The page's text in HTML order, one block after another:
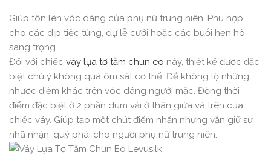
Giúp tôn lên vóc dáng của phụ nữ trung niên. Phù hợp
cho các dịp tiệc tùng, dự lễ cưới hoặc các buổi hẹn hò
sang trọng.
Đối với chiếc váy lụa tơ tằm chun eo này, thiết kế được đặc
biệt chú ý không quá ôm sát cơ thể. Để không lộ những
nhược điểm khác trên vóc dáng người mặc. Đồng thời
điểm đặc biệt ở 2 phần dúm vải ở thân giữa và trên của
chiếc váy. Giúp tạo một chút điểm nhấn nhưng vẫn giữ sự
nhã nhặn, quý phái cho người phụ nữ trung niên.